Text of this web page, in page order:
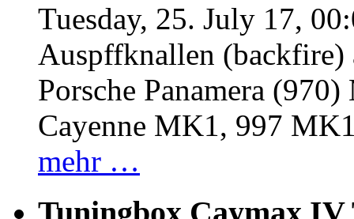
Tuesday, 25. July 17,
Auspffknallen
Porsche Panamera
Cayenne MK1, 997
mehr …